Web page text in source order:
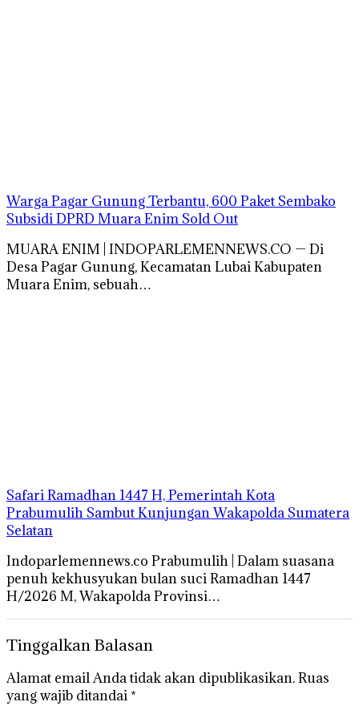
Warga Pagar Gunung Terbantu, 600 Paket Sembako
Subsidi DPRD Muara Enim Sold Out
MUARA ENIM | INDOPARLEMENNEWS.CO — Di
Desa Pagar Gunung, Kecamatan Lubai Kabupaten
Muara Enim, sebuah…
Safari Ramadhan 1447 H, Pemerintah Kota
Prabumulih Sambut Kunjungan Wakapolda Sumatera
Selatan
Indoparlemennews.co Prabumulih | Dalam suasana
penuh kekhusyukan bulan suci Ramadhan 1447
H/2026 M, Wakapolda Provinsi…
Tinggalkan Balasan
Alamat email Anda tidak akan dipublikasikan.Ruas
yang wajib ditandai *